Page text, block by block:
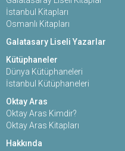
İstanbul Kitapları
Osmanlı Kitapları
Galatasary Liseli Yazarlar
Kütüphaneler
Dünya Kütüphaneleri
İstanbul Kütüphaneleri
Oktay Aras
Oktay Aras Kimdir?
Oktay Aras Kitapları
Hakkında